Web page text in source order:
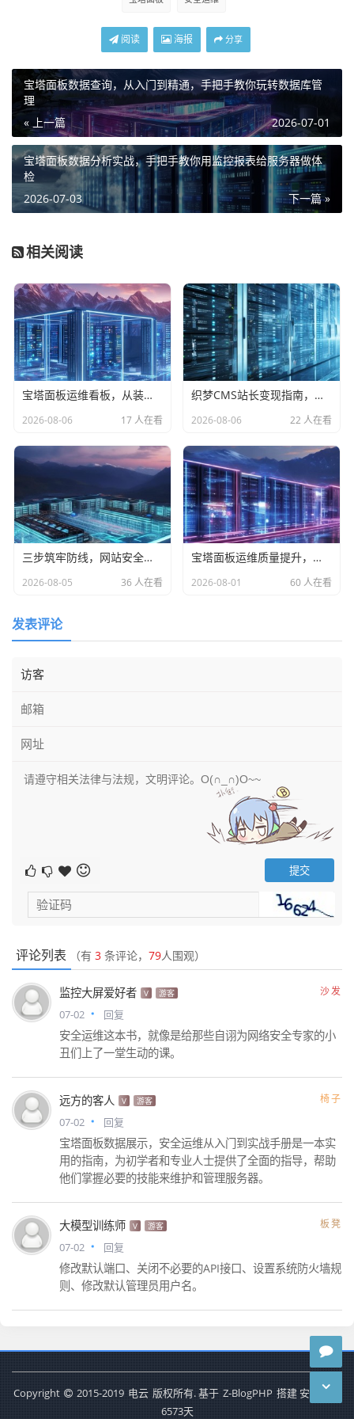
阅读 海报 分享
宝塔面板数据查询，从入门到精通，手把手教你玩转数据库管
理
« 上一篇
2026-07-01
宝塔面板数据分析实战，手把手教你用监控报表给服务器做体
检
下一篇 »
2026-07-03
相关阅读
宝塔面板运维看板，从装不上到跑不顺，这五个高频坑一次填平
2026-08-06 17 人在看
织梦CMS站长变现指南，从裸奔到铁桶的安全运维实战手册
2026-08-06 22 人在看
三步筑牢防线，网站安全运维的傻瓜式优化推荐指南
2026-08-05 36 人在看
宝塔面板运维质量提升，四大高频故障的精准拆解与实战处置
2026-08-01 60 人在看
发表评论
评论列表 （有 3 条评论， 79人围观）
监控大屏爱好者 V 游客 沙发
07-02 回复
安全运维这本书，就像是给那些自诩为网络安全专家的小
丑们上了一堂生动的课。
远方的客人 V 游客 椅子
07-02 回复
宝塔面板数据展示，安全运维从入门到实战手册是一本实
用的指南，为初学者和专业人士提供了全面的指导，帮助
他们掌握必要的技能来维护和管理服务器。
大模型训练师 V 游客 板凳
07-02 回复
修改默认端口、关闭不必要的API接口、设置系统防火墙规
则、修改默认管理员用户名。
Copyright 2015-2019 电云 版权所有. 基于 Z-BlogPHP 搭建 安全运行
6573天